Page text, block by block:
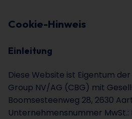
Cookie-Hinweis
Einleitung
Diese Website ist Eigentum
Group NV/AG (CBG) mit
Boomsesteenweg 28, 2630
Unternehmensnummer MwSt.: